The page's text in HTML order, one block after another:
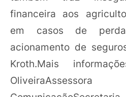
financeira aos
em casos de
acionamento de
Kroth.Mais